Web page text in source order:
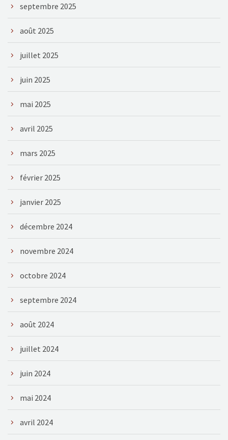
septembre 2025
août 2025
juillet 2025
juin 2025
mai 2025
avril 2025
mars 2025
février 2025
janvier 2025
décembre 2024
novembre 2024
octobre 2024
septembre 2024
août 2024
juillet 2024
juin 2024
mai 2024
avril 2024